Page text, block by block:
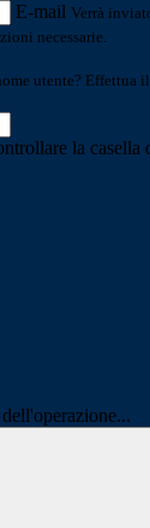
E-mail Verrà
necessarie.
utente? Effettua
la casella